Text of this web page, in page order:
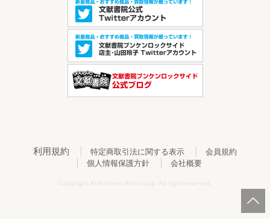
利用規約 特定商取引法に関する表示
会員規約
個人情報保護方針
会社概要
Copyright © bunken-shoin.co.jp. All right reserved.